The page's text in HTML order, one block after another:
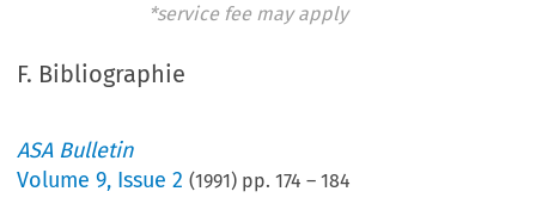
*service fee may apply
F. Bibliographie
ASA Bulletin
Volume9, Issue 2 (1991) pp.174 –184